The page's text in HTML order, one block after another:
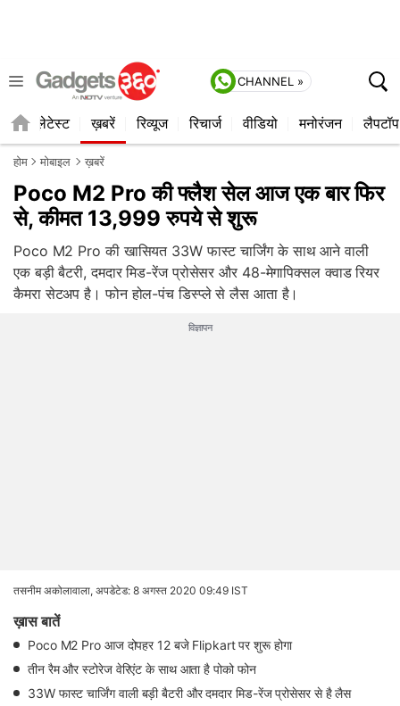
CHANNEL »
लेटेस्ट ख़बरें रिव्यूज रिचार्ज वीडियो मनोरंजन लैपटॉप
होम मोबाइल ख़बरें
Poco M2 Pro की फ्लैश सेल आज एक बार फिर
से, कीमत 13,999 रुपये से शुरू
Poco M2 Pro की खासियत 33W फास्ट चार्जिंग के साथ आने वाली
एक बड़ी बैटरी, दमदार मिड-रेंज प्रोसेसर और 48-मेगापिक्सल क्वाड रियर
कैमरा सेटअप है। फोन होल-पंच डिस्प्ले से लैस आता है।
विज्ञापन
तसनीम अकोलावाला, अपडेटेड: 8 अगस्त 2020 09:49 IST
ख़ास बातें
Poco M2 Pro आज दोपहर 12 बजे Flipkart पर शुरू होगा
तीन रैम और स्टोरेज वेरिएंट के साथ आता है पोको फोन
33W फास्ट चार्जिंग वाली बड़ी बैटरी और दमदार मिड-रेंज प्रोसेसर से है लैस